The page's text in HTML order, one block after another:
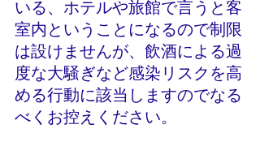
いる、ホテルや旅館で言うと客
室内ということになるので制限
は設けませんが、飲酒による過
度な大騒ぎなど感染リスクを高
める行動に該当しますのでなる
べくお控えください。